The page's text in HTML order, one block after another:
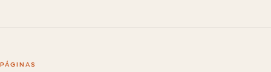
PÁGINAS